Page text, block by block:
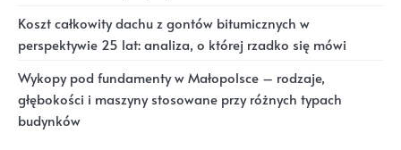
Koszt całkowity dachu z gontów bitumicznych w
perspektywie 25 lat: analiza, o której rzadko się mówi
Wykopy pod fundamenty w Małopolsce – rodzaje,
głębokości i maszyny stosowane przy różnych typach
budynków